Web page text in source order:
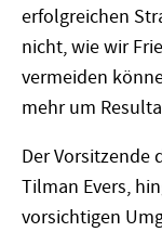
erfolgreichen
nicht, wie wir
vermeiden
mehr um
Der Vorsitzende
Tilman Evers,
vorsichtigen